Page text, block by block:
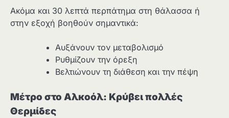
Ακόμα και 30 λεπτά περπάτημα στη θάλασσα ή
στην εξοχή βοηθούν σημαντικά:
Αυξάνουν τον μεταβολισμό
Ρυθμίζουν την όρεξη
Βελτιώνουν τη διάθεση και την πέψη
Μέτρο στο Αλκοόλ: Κρύβει πολλές
Θερμίδες